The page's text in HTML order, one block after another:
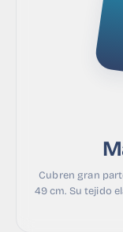
Cubren gran
49 cm. Su tejido